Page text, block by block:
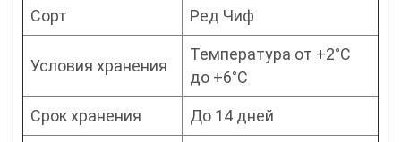
Сорт Ред Чиф
Условия хранения
Температура от +2°C
до +6°C
Срок хранения До 14 дней